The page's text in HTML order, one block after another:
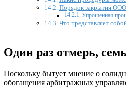
Порядок закрытия ООО
Упрощенная
Что представляет
Один раз отмерь,
Поскольку бытует мнение о
обогащения арбитражных